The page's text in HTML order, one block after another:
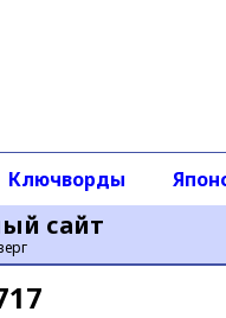
сайт
Ключворды